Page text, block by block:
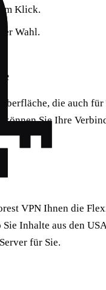
Klick.
Wahl.
die auch
Sie Ihre
VPN Ihnen die
Inhalte aus den
für Sie.